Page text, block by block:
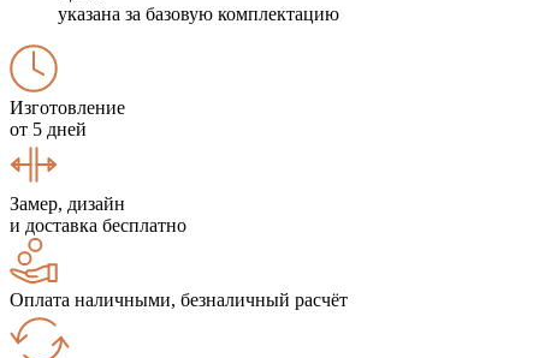
указана за базовую комплектацию
Изготовление
от 5 дней
Замер, дизайн
и доставка бесплатно
Оплата наличными, безналичный расчёт